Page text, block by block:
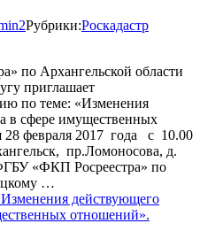
Рубрики:Роскадастр
по Архангельской области
приглашает
по теме: «Изменения
в сфере имущественных
28 февраля 2017 года с 10.00
пр.Ломоносова, д.
«ФКП Росреестра» по
…
действующего
отношений».